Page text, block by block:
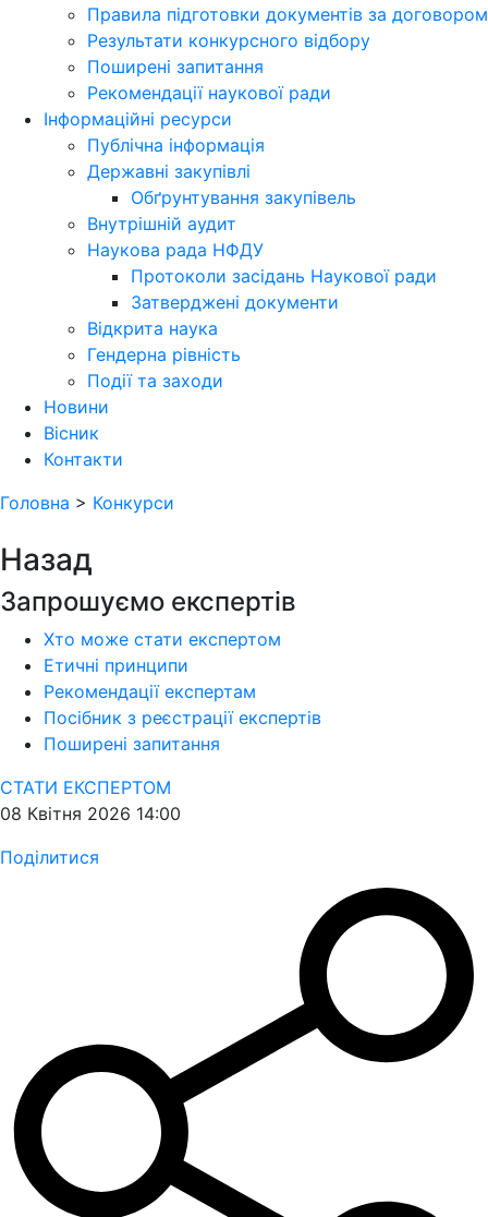
Правила підготовки документів за договором
Результати конкурсного відбору
Поширені запитання
Рекомендації наукової ради
Інформаційні ресурси
Публічна інформація
Державні закупівлі
Обґрунтування закупівель
Внутрішній аудит
Наукова рада НФДУ
Протоколи засідань Наукової ради
Затверджені документи
Відкрита наука
Гендерна рівність
Події та заходи
Новини
Вісник
Контакти
Головна > Конкурси
Назад
Запрошуємо експертів
Хто може стати експертом
Етичні принципи
Рекомендації експертам
Посібник з реєстрації експертів
Поширені запитання
СТАТИ ЕКСПЕРТОМ
08 Квітня 2026 14:00
Поділитися